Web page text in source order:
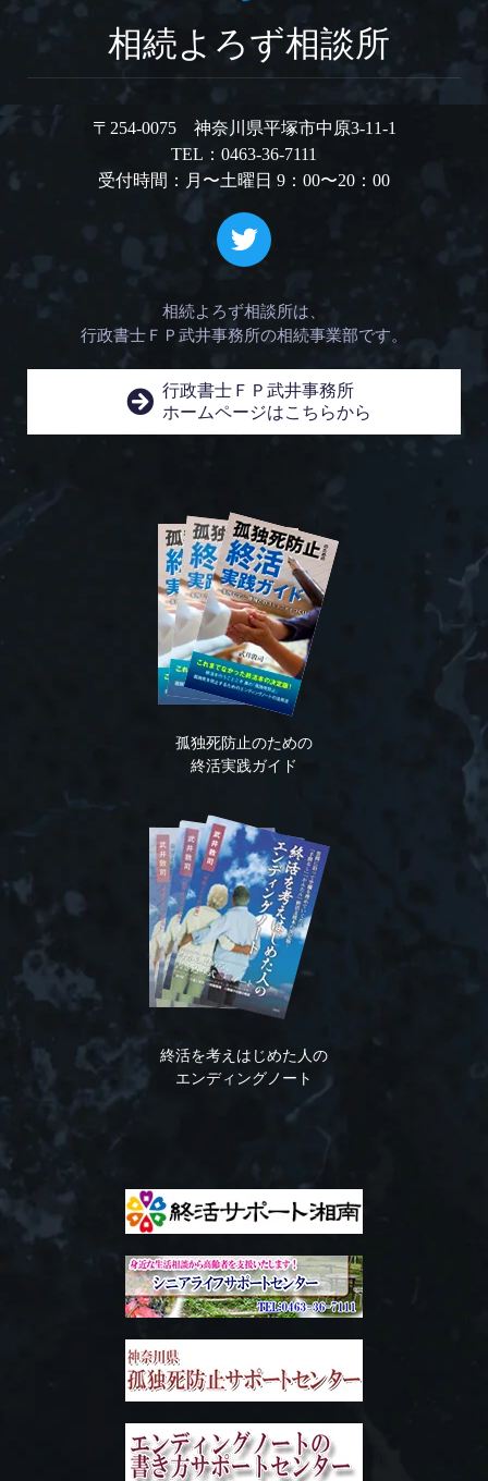
相続よろず相談所
〒254-0075 神奈川県平塚市中原3-11-1
TEL：0463-36-7111
受付時間：月〜土曜日 9：00〜20：00
相続よろず相談所は、
行政書士ＦＰ武井事務所の相続事業部です。
行政書士ＦＰ武井事務所
ホームページはこちらから
孤独死防止のための
終活実践ガイド
終活を考えはじめた人の
エンディングノート